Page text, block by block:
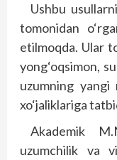
Ushbu
tomonidan
etilmoqda. Ular
yong‘oqsimon,
uzumning
xo‘jaliklariga
Akademik
uzumchilik va